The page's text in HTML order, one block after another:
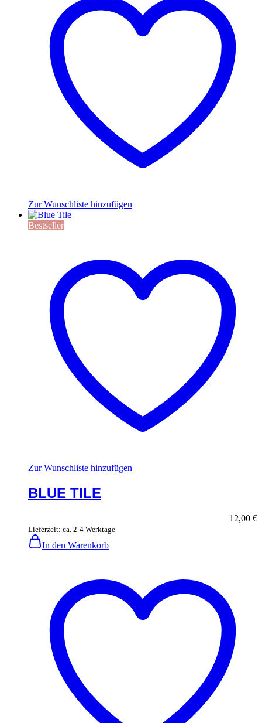
Zur Wunschliste hinzufügen
Bestseller
Zur Wunschliste hinzufügen
BLUE TILE
12,00 €
Lieferzeit: ca. 2-4 Werktage
In den Warenkorb